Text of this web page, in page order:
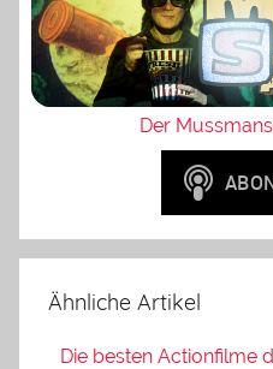
Der
Ähnliche Artikel
Die besten Actionfilme